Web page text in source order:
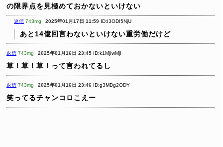
の限界点を見極めておかないといけない
返信 743mg 2025年01月17日 11:59 ID:I3ODI5NjU
あと14億回言わないといけない重労働だけど
返信 743mg 2025年01月16日 23:45 ID:k1MjIwMjI
草！草！草！って言われてるし
返信 743mg 2025年01月16日 23:46 ID:g3MDg2ODY
笑ってるチャンコロこえー